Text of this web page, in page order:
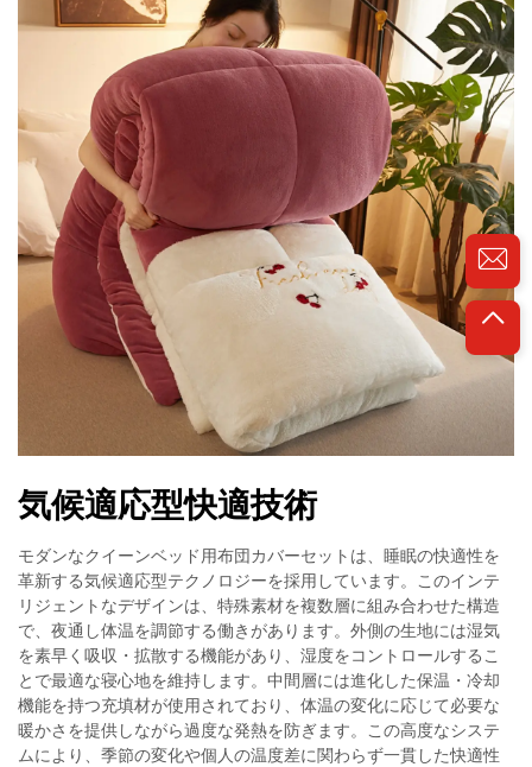
気候適応型快適技術
モダンなクイーンベッド用布団カバーセットは、睡眠の快適性を
革新する気候適応型テクノロジーを採用しています。このインテ
リジェントなデザインは、特殊素材を複数層に組み合わせた構造
で、夜通し体温を調節する働きがあります。外側の生地には湿気
を素早く吸収・拡散する機能があり、湿度をコントロールするこ
とで最適な寝心地を維持します。中間層には進化した保温・冷却
機能を持つ充填材が使用されており、体温の変化に応じて必要な
暖かさを提供しながら過度な発熱を防ぎます。この高度なシステ
ムにより、季節の変化や個人の温度差に関わらず一貫した快適性